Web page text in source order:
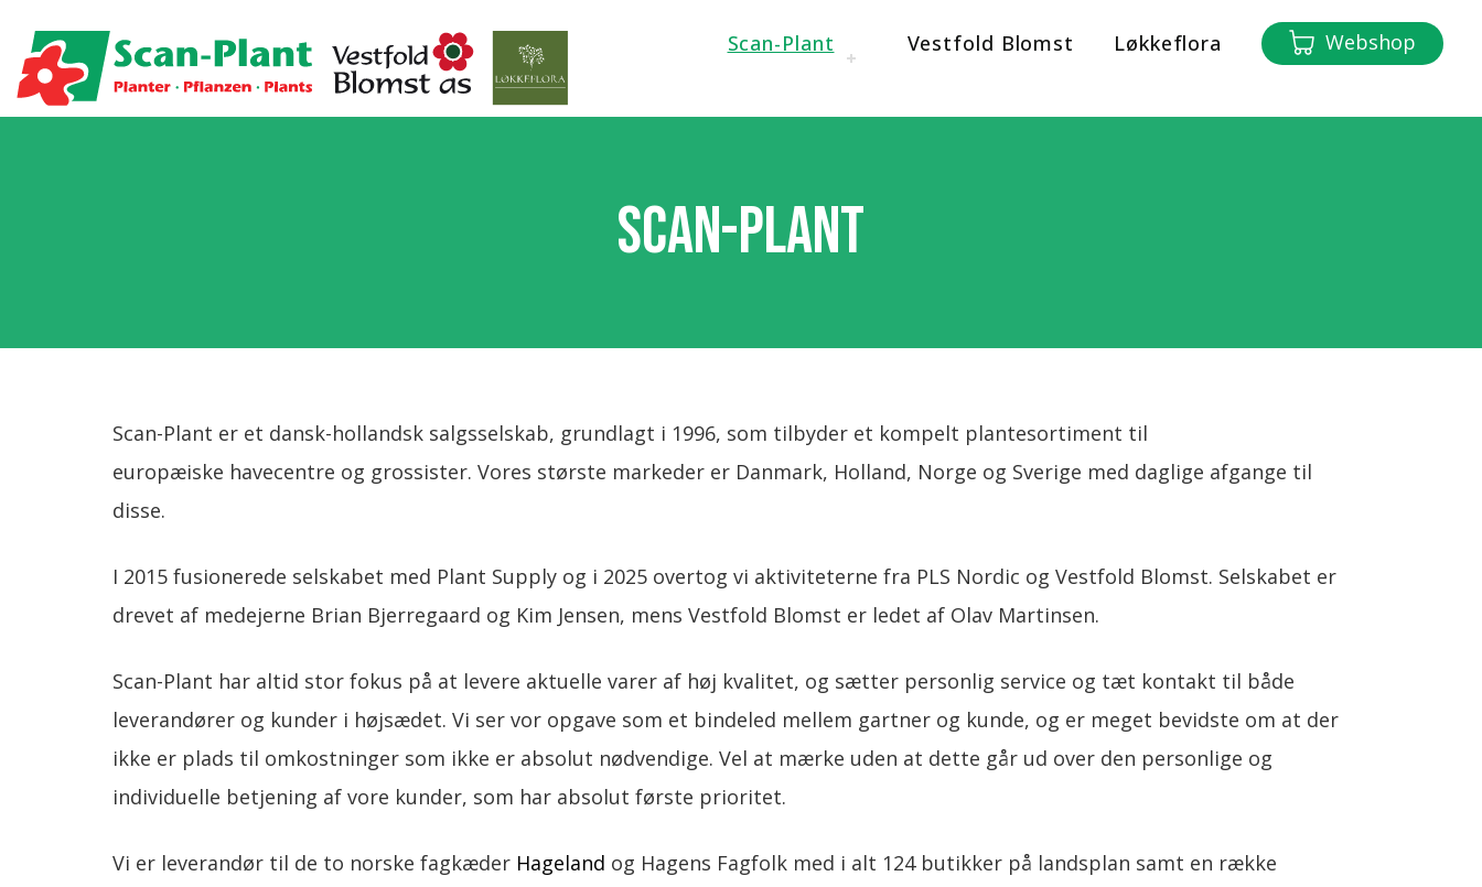
Webshop
Scan-Plant Vestfold Blomst Løkkeflora
Scan-Plant
Scan-Plant er et dansk-hollandsk salgsselskab, grundlagt i 1996, som tilbyder et kompelt plantesortiment til
europæiske havecentre og grossister. Vores største markeder er Danmark, Holland, Norge og Sverige med daglige afgange til
disse.
I 2015 fusionerede selskabet med Plant Supply og i 2025 overtog vi aktiviteterne fra PLS Nordic og Vestfold Blomst. Selskabet er
drevet af medejerne Brian Bjerregaard og Kim Jensen, mens Vestfold Blomst er ledet af Olav Martinsen.
Scan-Plant har altid stor fokus på at levere aktuelle varer af høj kvalitet, og sætter personlig service og tæt kontakt til både
leverandører og kunder i højsædet. Vi ser vor opgave som et bindeled mellem gartner og kunde, og er meget bevidste om at der
ikke er plads til omkostninger som ikke er absolut nødvendige. Vel at mærke uden at dette går ud over den personlige og
individuelle betjening af vore kunder, som har absolut første prioritet.
Vi er leverandør til de to norske fagkæder Hageland og Hagens Fagfolk med i alt 124 butikker på landsplan samt en række